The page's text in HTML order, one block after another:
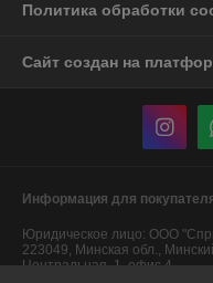
Политика обработки
Сайт создан на
Информация для
Юридическое лицо: ООО
223049, Минская обл.,
Центральная, 1, офис 4